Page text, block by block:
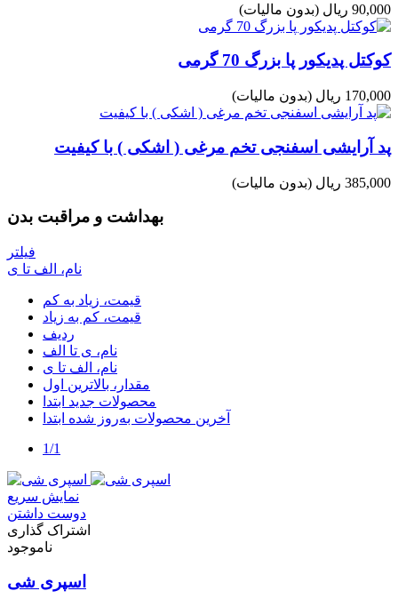
90,000 ریال (بدون مالیات)
کوکتل پدیکور پا بزرگ 70 گرمی
170,000 ریال (بدون مالیات)
پد آرایشی اسفنجی تخم مرغی ( اشکی ) با کیفیت
385,000 ریال (بدون مالیات)
بهداشت و مراقبت بدن
فیلتر
نام، الف تا ی
قیمت، زیاد به کم
قیمت، کم به زیاد
ردیف
نام، ی تا الف
نام، الف تا ی
مقدار، بالاترین اول
محصولات جدید ابتدا
آخرین محصولات به‌روز شده ابتدا
1/1
نمایش سریع
دوست داشتن
اشتراک گذاری
ناموجود
اسپری شی